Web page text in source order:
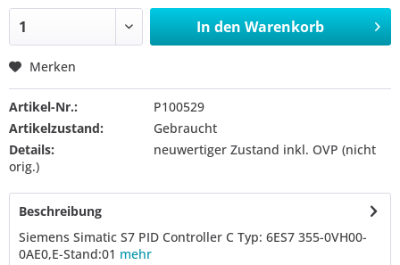
In den Warenkorb
Merken
Artikel-Nr.:
P100529
Artikelzustand:
Gebraucht
Details:
neuwertiger Zustand inkl. OVP (nicht
orig.)
Beschreibung
Siemens Simatic S7 PID Controller C Typ: 6ES7 355-0VH00-
0AE0,E-Stand:01 mehr